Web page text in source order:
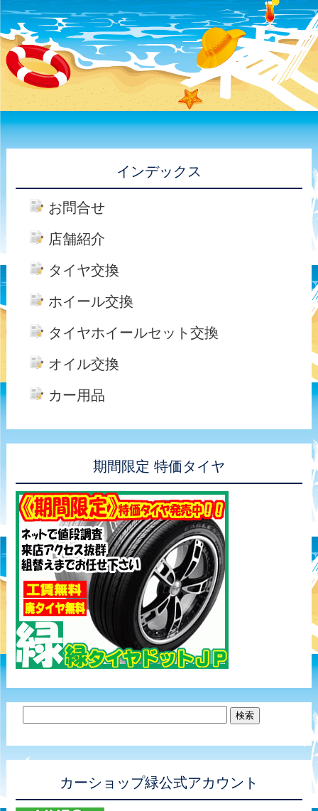
インデックス
お問合せ
店舗紹介
タイヤ交換
ホイール交換
タイヤホイールセット交換
オイル交換
カー用品
期間限定 特価タイヤ
カーショップ緑公式アカウント